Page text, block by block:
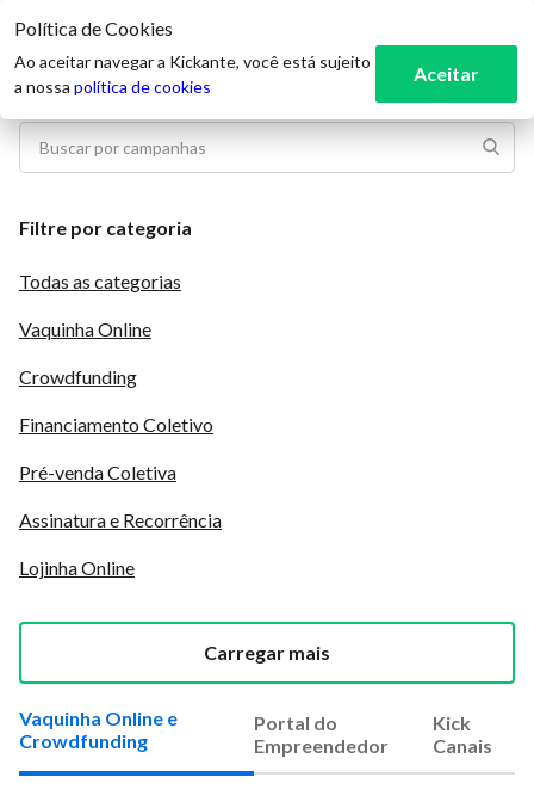
Vaquinha Online e
Crowdfunding
Portal do
Empreendedor
Kick
Canais
Filtre por categoria
Todas as categorias
Vaquinha Online
Crowdfunding
Financiamento Coletivo
Pré-venda Coletiva
Assinatura e Recorrência
Lojinha Online
Carregar mais
Política de Cookies
Ao aceitar navegar a Kickante, você está sujeito
a nossa política de cookies
Aceitar